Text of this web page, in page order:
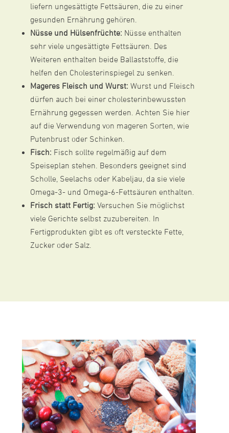
liefern ungesättigte Fettsäuren, die zu einer
gesunden Ernährung gehören.
Nüsse und Hülsenfrüchte: Nüsse enthalten
sehr viele ungesättigte Fettsäuren. Des
Weiteren enthalten beide Ballaststoffe, die
helfen den Cholesterinspiegel zu senken.
Mageres Fleisch und Wurst: Wurst und Fleisch
dürfen auch bei einer cholesterinbewussten
Ernährung gegessen werden. Achten Sie hier
auf die Verwendung von mageren Sorten, wie
Putenbrust oder Schinken.
Fisch: Fisch sollte regelmäßig auf dem
Speiseplan stehen. Besonders geeignet sind
Scholle, Seelachs oder Kabeljau, da sie viele
Omega-3- und Omega-6-Fettsäuren enthalten.
Frisch statt Fertig: Versuchen Sie möglichst
viele Gerichte selbst zuzubereiten. In
Fertigprodukten gibt es oft versteckte Fette,
Zucker oder Salz.